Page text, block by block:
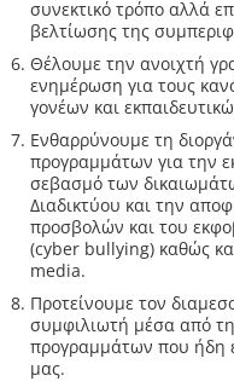
συνεκτικό τρόπο αλλά
βελτίωσης της
Θέλουμε την ανοιχτή
ενημέρωση για τους
γονέων και
Ενθαρρύνουμε τη
προγραμμάτων για την
σεβασμό των
Διαδικτύου και την
προσβολών και του
(cyber bullying) καθώς
media.
Προτείνουμε τον
συμφιλιωτή μέσα από
προγραμμάτων που ήδη
μας.